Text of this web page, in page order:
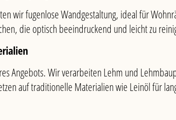
wir fugenlose Wandgestaltung, ideal für
die optisch beeindruckend und leicht zu
Angebots. Wir verarbeiten Lehm und
auf traditionelle Materialien wie Leinöl für